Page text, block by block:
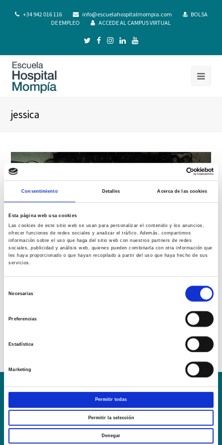
Consentimiento Detalles Acerca de las cookies
Esta página web usa cookies
Las cookies de este sitio web se usan para personalizar el contenido y los anuncios,
ofrecer funciones de redes sociales y analizar el tráfico. Además, compartimos
información sobre el uso que haga del sitio web con nuestros partners de redes
sociales, publicidad y análisis web, quienes pueden combinarla con otra información que
les haya proporcionado o que hayan recopilado a partir del uso que haya hecho de sus
servicios.
Necesarias
Preferencias
Estadística
Marketing
Permitir todas
Permitir la selección
Denegar
+34 942 016 116 info@escuelahospitalmompia.com
BOLSA
DE EMPLEO
ACCEDE AL CAMPUS VIRTUAL
jessica
Conoce la Escuela
Hospital Mompía
AVISO LEGAL – TÉRMINOS Y CONDICIONES DE SERVICIOS
ONLINE
Política de cookies